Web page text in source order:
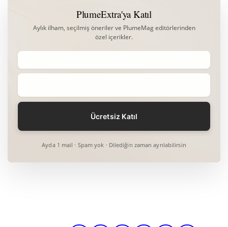
PlumeExtra'ya Katıl
Aylık ilham, seçilmiş öneriler ve PlumeMag editörlerinden
özel içerikler.
Ayda 1 mail · Spam yok · Dilediğin zaman ayrılabilirsin